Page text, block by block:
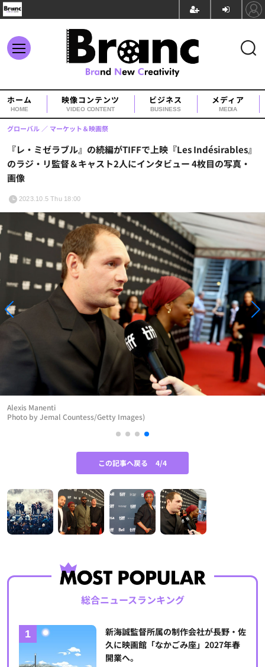
ホーム
HOME
映像コンテンツ
VIDEO CONTENT
ビジネス
BUSINESS
メディア
MEDIA
『レ・ミゼラブル』の続編がTIFFで上映『Les Indésirables』
のラジ・リ監督＆キャスト2人にインタビュー 4枚目の写真・
画像
グローバル マーケット＆映画祭
2023.10.5 Thu 18:00
Photo by Jemal Countess/Getty Images)
Alexis Manenti
この記事へ戻る 4/4
総合ニュースランキング
新海誠監督所属の制作会社が長野・佐
久に映画館「なかごみ座」2027年春
開業へ。